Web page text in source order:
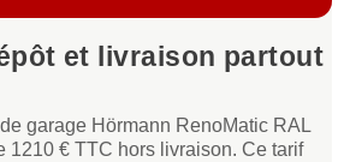
et livraison partout
garage Hörmann RenoMatic RAL
1210 € TTC hors livraison. Ce tarif